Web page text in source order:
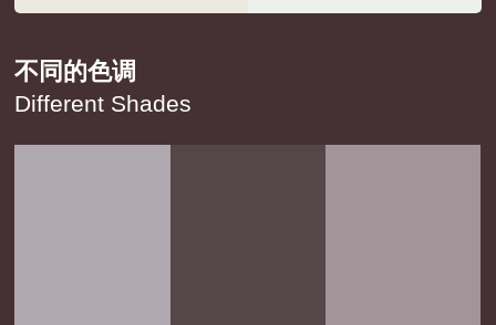
不同的色调
Different Shades